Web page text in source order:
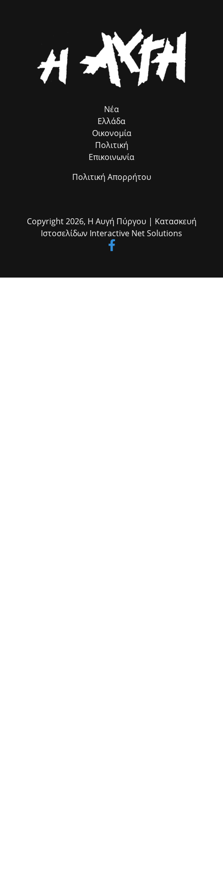
Νέα
Ελλάδα
Οικονομία
Πολιτική
Επικοινωνία
Πολιτική Απορρήτου
Copyright 2026, Η Αυγή Πύργου | Κατασκευή
Ιστοσελίδων Interactive Net Solutions